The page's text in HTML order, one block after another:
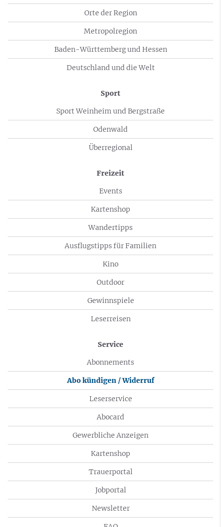
Orte der Region
Metropolregion
Baden-Württemberg und Hessen
Deutschland und die Welt
Sport
Sport Weinheim und Bergstraße
Odenwald
Überregional
Freizeit
Events
Kartenshop
Wandertipps
Ausflugstipps für Familien
Kino
Outdoor
Gewinnspiele
Leserreisen
Service
Abonnements
Abo kündigen / Widerruf
Leserservice
Abocard
Gewerbliche Anzeigen
Kartenshop
Trauerportal
Jobportal
Newsletter